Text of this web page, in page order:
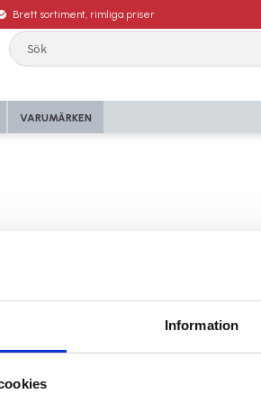
Information
Brett sortiment, rimliga priser
VARUMÄRKEN
hittas.
Du kan prova att gå till